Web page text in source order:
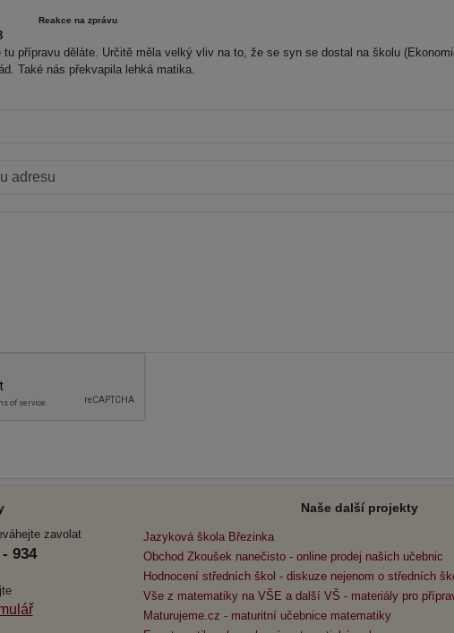
Reakce na zprávu
tu přípravu děláte. Určitě měla velký vliv na to, že se syn se dostal na školu
Také nás překvapila lehká matika.
zavolat
934
Naše další projekty
Jazyková škola Březinka
Obchod Zkoušek nanečisto - online prodej našich učebnic
Hodnocení středních škol - diskuze nejenom o středních
Vše z matematiky na VŠE a další VŠ - materiály pro
Maturujeme.cz - maturitní učebnice matematiky